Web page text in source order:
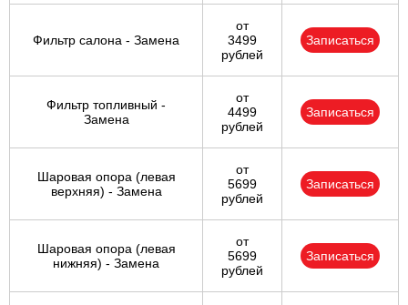
Фильтр салона - Замена
от
3499
рублей
Записаться
Фильтр топливный -
Замена
от
4499
рублей
Записаться
Шаровая опора (левая
верхняя) - Замена
от
5699
рублей
Записаться
Шаровая опора (левая
нижняя) - Замена
от
5699
рублей
Записаться